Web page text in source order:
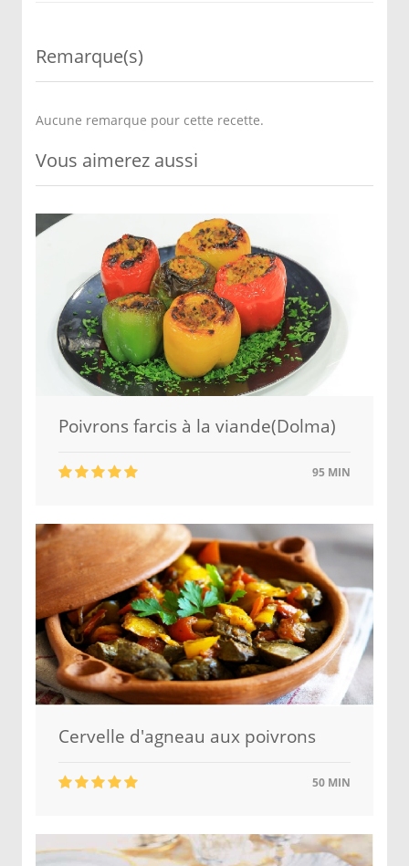
Remarque(s)
Aucune remarque pour cette recette.
Vous aimerez aussi
Poivrons farcis à la viande(Dolma)
95 MIN
Cervelle d'agneau aux poivrons
50 MIN